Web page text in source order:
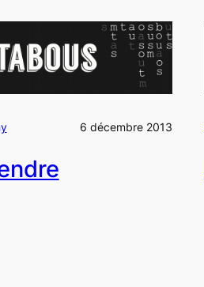
6 décembre 2013